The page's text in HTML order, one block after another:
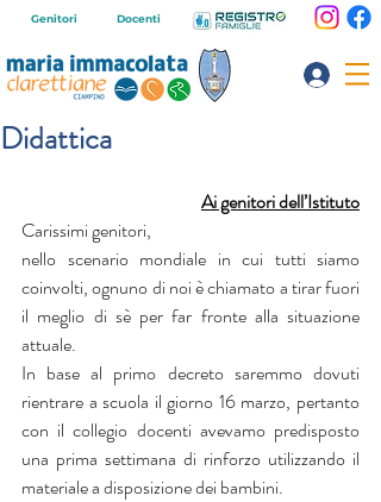
Genitori Docenti
Didattica
Ai genitori dell’Istituto
Carissimi genitori,
nello scenario mondiale in cui tutti siamo
coinvolti, ognuno di noi è chiamato a tirar fuori
il meglio di sè per far fronte alla situazione
attuale.
In base al primo decreto saremmo dovuti
rientrare a scuola il giorno 16 marzo, pertanto
con il collegio docenti avevamo predisposto
una prima settimana di rinforzo utilizzando il
materiale a disposizione dei bambini.